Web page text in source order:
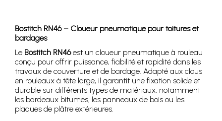
Bostitch RN46 – Cloueur pneumatique pour toitures et
bardages
Le Bostitch RN46est un cloueur pneumatique à rouleau
conçu pour offrir puissance, fiabilité et rapidité dans les
travaux de couverture et de bardage. Adapté aux clous
en rouleaux à tête large, il garantit une fixation solide et
durable sur différents types de matériaux, notamment
les bardeaux bitumés, les panneaux de bois ou les
plaques de plâtre extérieures.